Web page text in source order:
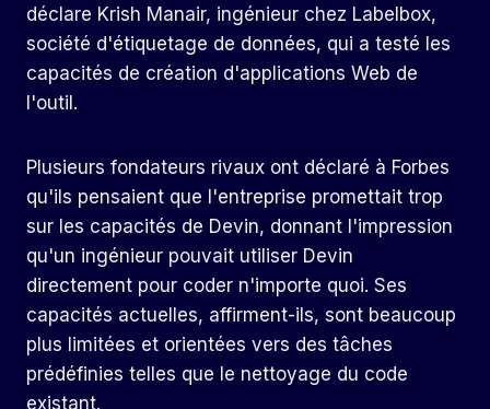
déclare Krish Manair, ingénieur chez Labelbox,
société d'étiquetage de données, qui a testé les
capacités de création d'applications Web de
l'outil.
Plusieurs fondateurs rivaux ont déclaré à Forbes
qu'ils pensaient que l'entreprise promettait trop
sur les capacités de Devin, donnant l'impression
qu'un ingénieur pouvait utiliser Devin
directement pour coder n'importe quoi. Ses
capacités actuelles, affirment-ils, sont beaucoup
plus limitées et orientées vers des tâches
prédéfinies telles que le nettoyage du code
existant.